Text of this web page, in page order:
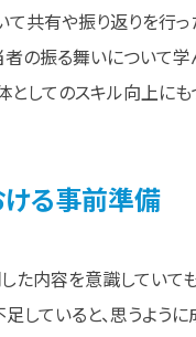
て共有や振り返りを行っ
の振る舞いについて学
としてのスキル向上にも
る事前準備
た内容を意識していて
していると、思うよう